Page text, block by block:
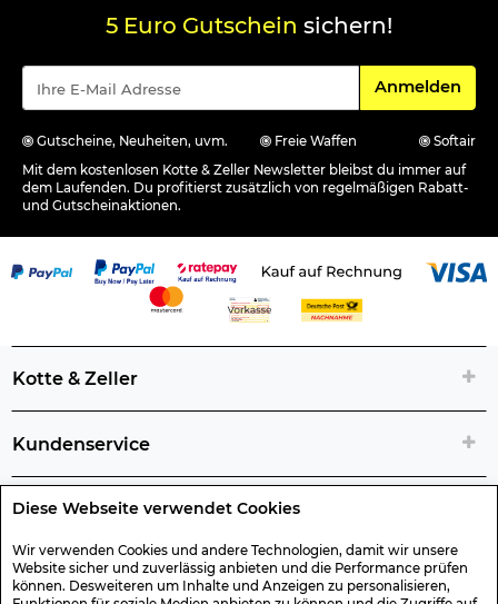
Diese Webseite verwendet Cookies
Wir verwenden Cookies und andere Technologien, damit wir unsere
Website sicher und zuverlässig anbieten und die Performance prüfen
können. Desweiteren um Inhalte und Anzeigen zu personalisieren,
5 Euro Gutschein sichern!
Für den
Anmelden
Gutscheine, Neuheiten, uvm. Freie Waffen
Softair
Mit dem kostenlosen Kotte & Zeller Newsletter bleibst du immer auf
dem Laufenden. Du profitierst zusätzlich von regelmäßigen Rabatt-
und Gutscheinaktionen.
Kotte & Zeller
Kundenservice
Rechtliche Artikelinfos
Geschenk-Gutscheine